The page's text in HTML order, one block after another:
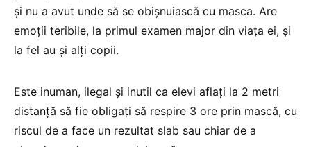
și nu a avut unde să se obișnuiască cu masca. Are
emoții teribile, la primul examen major din viața ei, și
la fel au și alți copii.
Este inuman, ilegal și inutil ca elevi aflați la 2 metri
distanță să fie obligați să respire 3 ore prin mască, cu
riscul de a face un rezultat slab sau chiar de a